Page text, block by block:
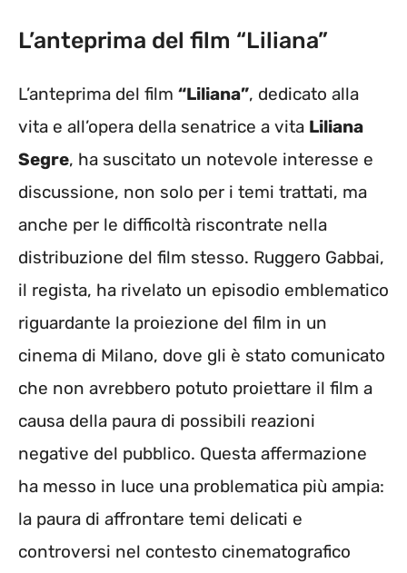
L’anteprima del film “Liliana”
L’anteprima del film “Liliana”, dedicato alla
vita e all’opera della senatrice a vita Liliana
Segre, ha suscitato un notevole interesse e
discussione, non solo per i temi trattati, ma
anche per le difficoltà riscontrate nella
distribuzione del film stesso. Ruggero Gabbai,
il regista, ha rivelato un episodio emblematico
riguardante la proiezione del film in un
cinema di Milano, dove gli è stato comunicato
che non avrebbero potuto proiettare il film a
causa della paura di possibili reazioni
negative del pubblico. Questa affermazione
ha messo in luce una problematica più ampia:
la paura di affrontare temi delicati e
controversi nel contesto cinematografico